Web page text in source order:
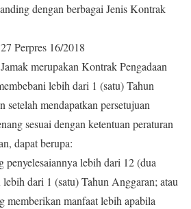
dengan berbagai Jenis Kontrak
Perpres 16/2018
merupakan Kontrak Pengadaan
lebih dari 1 (satu) Tahun
setelah mendapatkan persetujuan
sesuai dengan ketentuan peraturan
dapat berupa:
penyelesaiannya lebih dari 12 (dua
lebih dari 1 (satu) Tahun Anggaran; atau
memberikan manfaat lebih apabila